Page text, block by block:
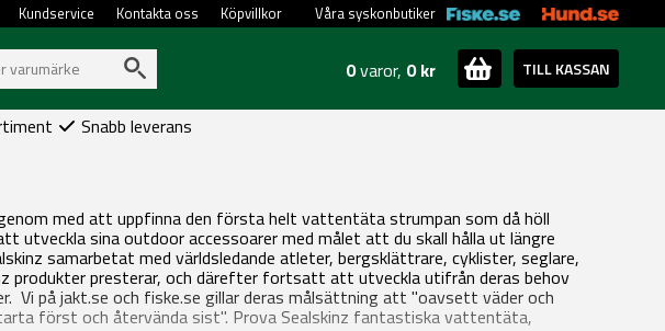
Våra syskonbutiker
Köpvillkor
Kontakta oss
Kundservice
0varor, 0 kr TILL KASSAN
Snabb leverans
med att uppfinna den första helt vattentäta strumpan som då höll
utveckla sina outdoor accessoarer med målet att du skall hålla ut längre
samarbetat med världsledande atleter, bergsklättrare, cyklister, seglare,
produkter presterar, och därefter fortsatt att utveckla utifrån deras behov
Vi på jakt.se och fiske.se gillar deras målsättning att "oavsett väder och
först och återvända sist". Prova Sealskinz fantastiska vattentäta,